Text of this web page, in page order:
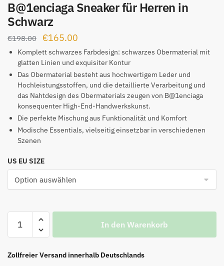
B@1enciaga Sneaker für Herren in
Schwarz
€198.00
Ursprünglicher
Preis
war:
€198.00
€165.00
Preis
ist:
€165.00.
Komplett schwarzes Farbdesign: schwarzes Obermaterial mit
glatten Linien und exquisiter Kontur
Das Obermaterial besteht aus hochwertigem Leder und
Hochleistungsstoffen, und die detaillierte Verarbeitung und
das Nahtdesign des Obermaterials zeugen von B@1enciaga
konsequenter High-End-Handwerkskunst.
Die perfekte Mischung aus Funktionalität und Komfort
Modische Essentials, vielseitig einsetzbar in verschiedenen
Szenen
US EU SIZE
B@1enciaga
Sneaker
Herren
In den Warenkorb
Zollfreier Versand innerhalb Deutschlands